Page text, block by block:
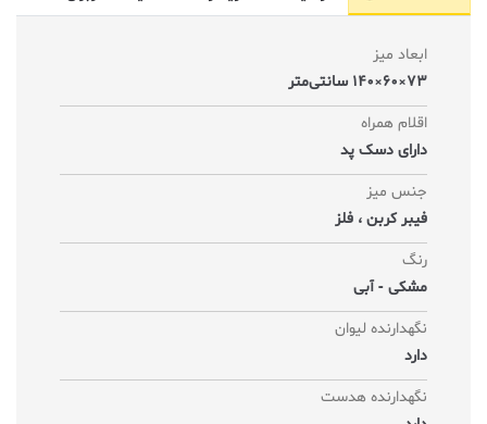
ابعاد میز
73×60×140 سانتی‌متر
اقلام همراه
دارای دسک پد
جنس میز
فیبر کربن ، فلز
رنگ
مشکی - آبی
نگهدارنده لیوان
دارد
نگهدارنده هدست